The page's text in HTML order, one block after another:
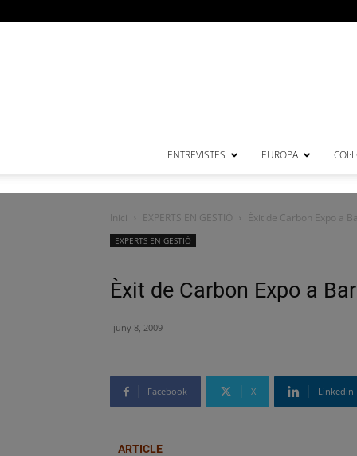
ENTREVISTES EUROPA
Inici EXPERTS EN GESTIÓ Èxit de Carbon Expo a
EXPERTS EN GESTIÓ
Èxit de Carbon Expo a
juny 8, 2009
Facebook X Linkedin
ARTICLE